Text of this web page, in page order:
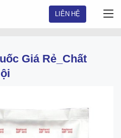
LIÊN HỆ
Giá Rẻ_Chất